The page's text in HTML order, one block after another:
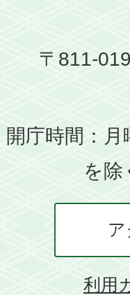
〒811-
開庁時間：
を除
ア
利用